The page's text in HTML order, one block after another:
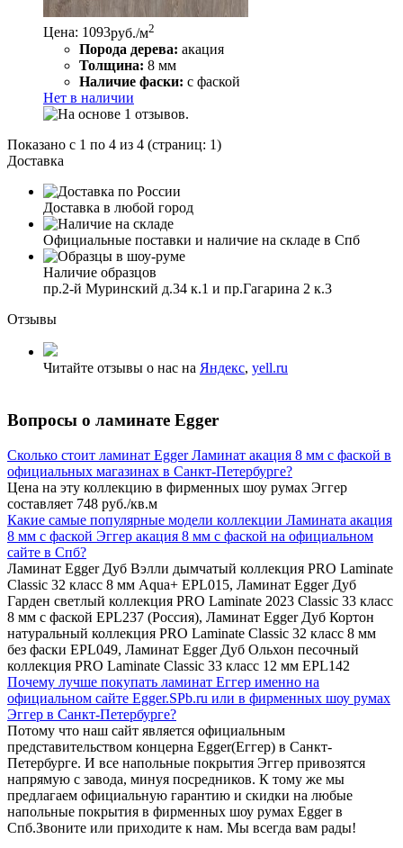
Цена: 1093руб./м2
Порода дерева: акация
Толщина: 8 мм
Наличие фаски: с фаской
Нет в наличии
Показано с 1 по 4 из 4 (страниц: 1)
Доставка
Доставка в любой город
Официальные поставки и наличие на складе в Спб
Наличие образцов
пр.2-й Муринский д.34 к.1 и пр.Гагарина 2 к.3
Отзывы
Читайте отзывы о нас на Яндекс, yell.ru
Вопросы о ламинате Egger
Сколько стоит ламинат Egger Ламинат акация 8 мм с фаской в
официальных магазинах в Санкт-Петербурге?
Цена на эту коллекцию в фирменных шоу румах Эггер
составляет 748 руб./кв.м
Какие самые популярные модели коллекции Ламината акация
8 мм с фаской Эггер акация 8 мм с фаской на официальном
сайте в Спб?
Ламинат Egger Дуб Вэлли дымчатый коллекция PRO Laminate
Classic 32 класс 8 мм Aqua+ EPL015, Ламинат Egger Дуб
Гарден светлый коллекция PRO Laminate 2023 Classic 33 класс
8 мм с фаской EPL237 (Россия), Ламинат Egger Дуб Кортон
натуральный коллекция PRO Laminate Classic 32 класс 8 мм
без фаски EPL049, Ламинат Egger Дуб Ольхон песочный
коллекция PRO Laminate Classic 33 класс 12 мм EPL142
Почему лучше покупать ламинат Еггер именно на
официальном сайте Egger.SPb.ru или в фирменных шоу румах
Эггер в Санкт-Петербурге?
Потому что наш сайт является официальным
представительством концерна Egger(Еггер) в Санкт-
Петербурге. И все напольные покрытия Эггер привозятся
напрямую с завода, минуя посредников. К тому же мы
предлагаем официальную гарантию и скидки на любые
напольные покрытия в фирменных шоу румах Egger в
Спб.Звоните или приходите к нам. Мы всегда вам рады!